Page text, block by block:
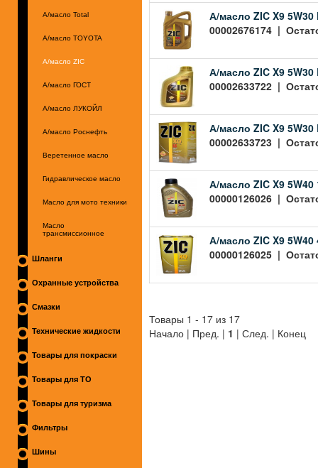
А/масло Total
А/масло TOYOTA
А/масло ZIC
А/масло ГОСТ
А/масло ЛУКОЙЛ
А/масло Роснефть
Веретенное масло
Гидравлическое масло
Масло для мото техники
Масло
трансмиссионное
Шланги
Охранные устройства
Смазки
Технические жидкости
Товары для покраски
Товары для ТО
Товары для туризма
Фильтры
Шины
А/масло ZIC X9
00002676174 |
А/масло ZIC X9 5W30
00002633722 |
А/масло ZIC X9 5W30
00002633723 |
А/масло ZIC X9 5W40
00000126026 |
А/масло ZIC X9 5W40
00000126025 |
Товары 1 - 17 из 17
Начало | Пред. | 1 | След. | Конец